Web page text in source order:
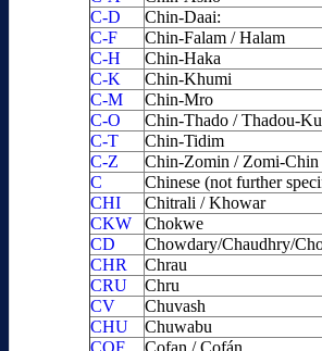
C-D
Chin-Daai:
C-F
Chin-Falam / Halam
C-H
Chin-Haka
C-K
Chin-Khumi
C-M
Chin-Mro
C-O
Chin-Thado / Thadou-
C-T
Chin-Tidim
C-Z
Chin-Zomin / Zomi-Chin
C
Chinese (not further
CHI
Chitrali / Khowar
CKW
Chokwe
CD
Chowdary/Chaudhry/
CHR
Chrau
CRU
Chru
CV
Chuvash
CHU
Chuwabu